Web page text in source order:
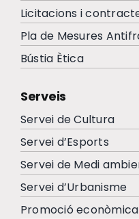
Licitacions i
Pla de Mesures
Bústia Ètica
Serveis
Servei de Cultura
Servei d’Esports
Servei de Medi
Servei d’Urbanisme
Promoció econòmica